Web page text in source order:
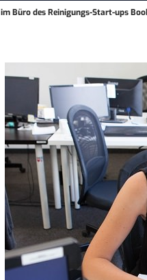
Büro des Reinigungs-Start-ups